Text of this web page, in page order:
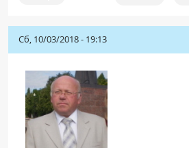
Сб, 10/03/2018 - 19:13